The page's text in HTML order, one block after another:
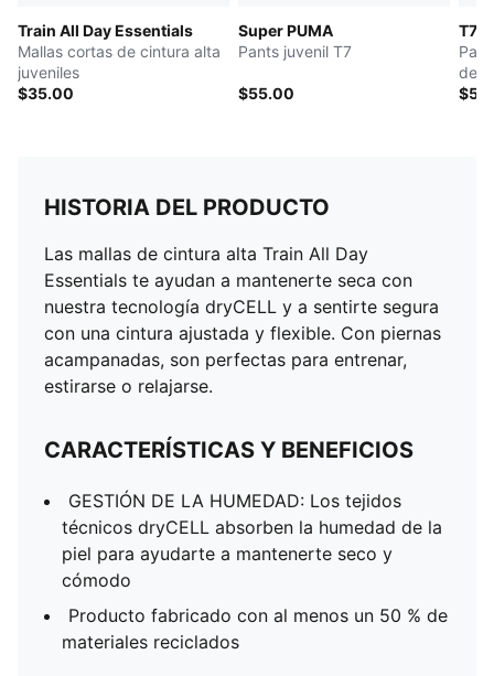
Train All Day Essentials
Mallas cortas de cintura alta
juveniles
$35.00
Super PUMA
Pants juvenil T7
$55.00
T7
HISTORIA DEL PRODUCTO
Las mallas de cintura alta Train All Day
Essentials te ayudan a mantenerte seca con
nuestra tecnología dryCELL y a sentirte segura
con una cintura ajustada y flexible. Con piernas
acampanadas, son perfectas para entrenar,
estirarse o relajarse.
CARACTERÍSTICAS Y BENEFICIOS
GESTIÓN DE LA HUMEDAD: Los tejidos
técnicos dryCELL absorben la humedad de la
piel para ayudarte a mantenerte seco y
cómodo
Producto fabricado con al menos un 50 % de
materiales reciclados